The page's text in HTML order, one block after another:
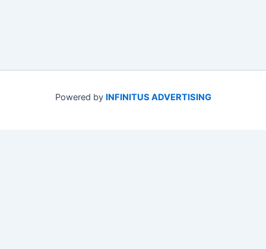
Powered by INFINITUS ADVERTISING